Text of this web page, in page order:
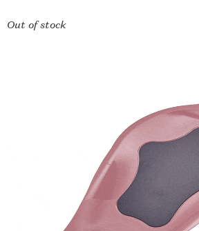
Out of stock